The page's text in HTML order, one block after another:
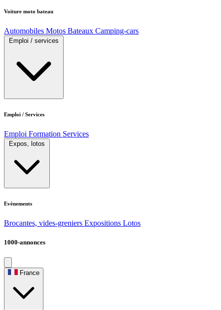
Voiture moto bateau
Automobiles Motos Bateaux Camping-cars
Emploi / services
Emploi / Services
Emploi Formation Services
Expos, lotos
Evènements
Brocantes, vides-greniers Expositions Lotos
1000-annonces
France